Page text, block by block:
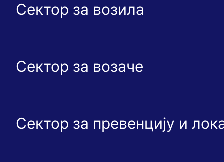
Сектор за возила
Сектор за возаче
Сектор за превенцију и